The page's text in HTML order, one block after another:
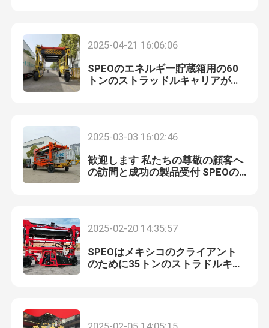
2025-04-21 16:06:06
SPEOのエネルギー貯蔵箱用の60
トンのストラッドルキャリアが成
2025-03-03 16:02:46
歓迎します 私たちの尊敬の顧客へ
の訪問と成功の製品受付 SPEOの
2025-02-20 14:35:57
SPEOはメキシコのクライアント
のために35トンのストラドルキャ